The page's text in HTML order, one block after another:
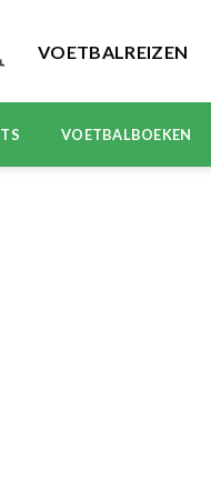
VOETBALREIZEN
VOETBALBOEKEN